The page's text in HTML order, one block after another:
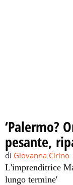
‘Palermo?
pesante,
di Giovanna Cirino
L'imprenditrice
lungo termine'